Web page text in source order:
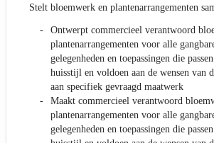
Stelt bloemwerk en plantenarrangementen
Ontwerpt commercieel verantwoord
plantenarrangementen voor alle
gelegenheden en toepassingen die
huisstijl en voldoen aan de wensen van
aan specifiek gevraagd maatwerk
Maakt commercieel verantwoord
plantenarrangementen voor alle
gelegenheden en toepassingen die